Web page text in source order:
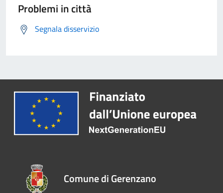
Problemi in città
Segnala disservizio
Comune di Gerenzano